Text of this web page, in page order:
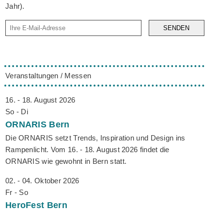
Jahr).
SENDEN
Veranstaltungen / Messen
16. - 18. August 2026
So - Di
ORNARIS Bern
Die ORNARIS setzt Trends, Inspiration und Design ins
Rampenlicht. Vom 16. - 18. August 2026 findet die
ORNARIS wie gewohnt in Bern statt.
02. - 04. Oktober 2026
Fr - So
HeroFest Bern